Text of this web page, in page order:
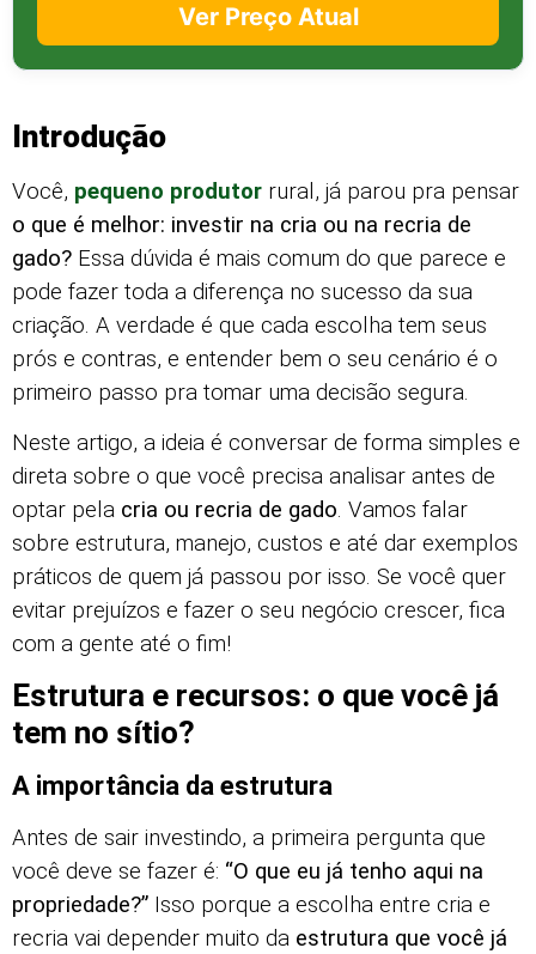
Ver Preço Atual
Introdução
Você, pequeno produtor rural, já parou pra pensar
o que é melhor: investir na cria ou na recria de
gado? Essa dúvida é mais comum do que parece e
pode fazer toda a diferença no sucesso da sua
criação. A verdade é que cada escolha tem seus
prós e contras, e entender bem o seu cenário é o
primeiro passo pra tomar uma decisão segura.
Neste artigo, a ideia é conversar de forma simples e
direta sobre o que você precisa analisar antes de
optar pela cria ou recria de gado. Vamos falar
sobre estrutura, manejo, custos e até dar exemplos
práticos de quem já passou por isso. Se você quer
evitar prejuízos e fazer o seu negócio crescer, fica
com a gente até o fim!
Estrutura e recursos: o que você já
tem no sítio?
A importância da estrutura
Antes de sair investindo, a primeira pergunta que
você deve se fazer é: “O que eu já tenho aqui na
propriedade?” Isso porque a escolha entre cria e
recria vai depender muito da estrutura que você já